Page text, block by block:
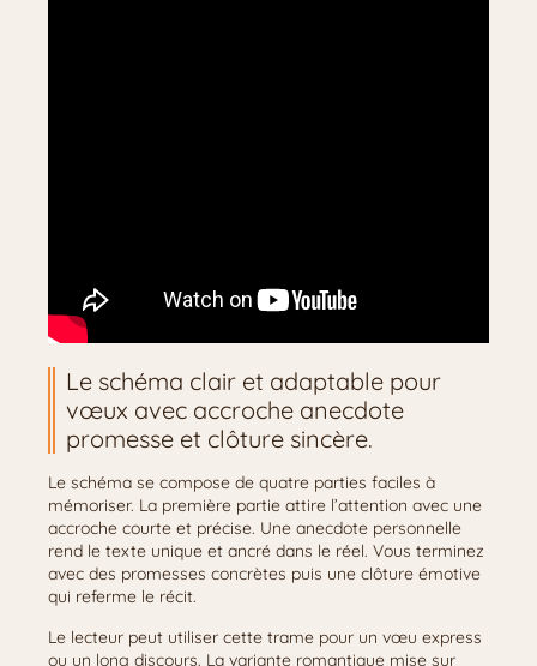
Le schéma clair et adaptable pour
vœux avec accroche anecdote
promesse et clôture sincère.
Le schéma se compose de quatre parties faciles à
mémoriser. La première partie attire l’attention avec une
accroche courte et précise. Une anecdote personnelle
rend le texte unique et ancré dans le réel. Vous terminez
avec des promesses concrètes puis une clôture émotive
qui referme le récit.
Le lecteur peut utiliser cette trame pour un vœu express
ou un long discours. La variante romantique mise sur